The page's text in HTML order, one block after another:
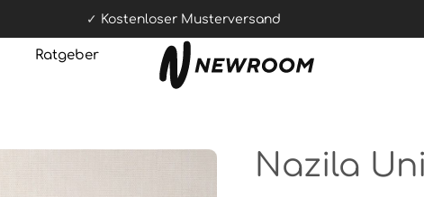
Kostenloser Musterversand
Ratgeber
Nazila